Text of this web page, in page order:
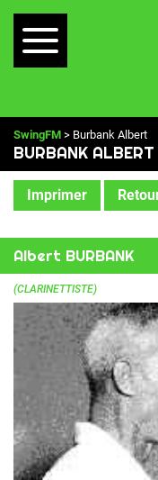
SwingFM > Burbank Albert
BURBANK ALBERT
Imprimer
Albert BURBANK
(CLARINETTISTE)